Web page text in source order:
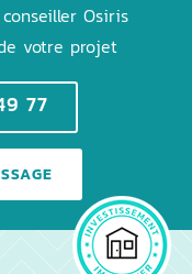
Osiris
votre projet
77